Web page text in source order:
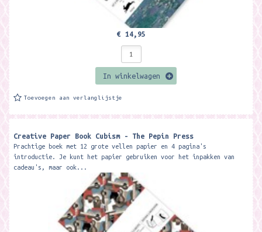
€ 14,95
In winkelwagen
Toevoegen aan verlanglijstje
Creative Paper Book Cubism - The Pepin Press
Prachtige boek met 12 grote vellen papier en 4 pagina's
introductie. Je kunt het papier gebruiken voor het inpakken van
cadeau's, maar ook...